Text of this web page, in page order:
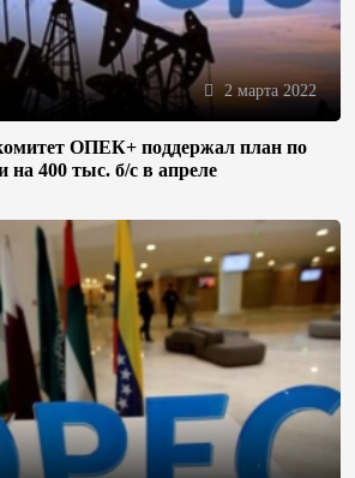
2 марта 2022
ОПЕК+ поддержал план по
на 400 тыс. б/с в апреле